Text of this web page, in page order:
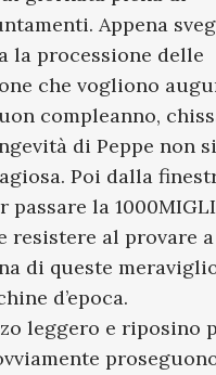
Appena
la processione delle
che vogliono
compleanno,
di Peppe non
Poi dalla
passare la
resistere al provare
di queste
d’epoca.
leggero e riposino